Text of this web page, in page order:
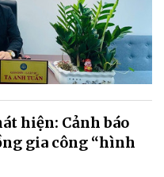
hiện: Cảnh báo
gia công “hình